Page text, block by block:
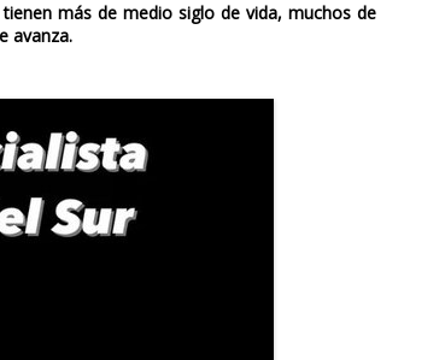
más de medio siglo de vida, muchos de
avanza.